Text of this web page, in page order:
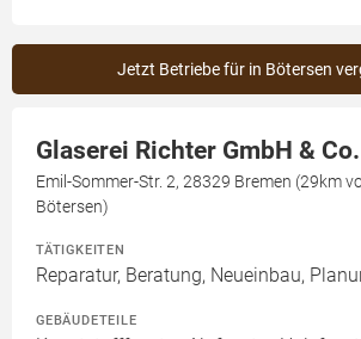
Jetzt Betriebe für in Bötersen
Glaserei Richter GmbH &
Emil-Sommer-Str. 2, 28329 Bremen (29km
Bötersen)
TÄTIGKEITEN
Reparatur, Beratung, Neueinbau,
GEBÄUDETEILE